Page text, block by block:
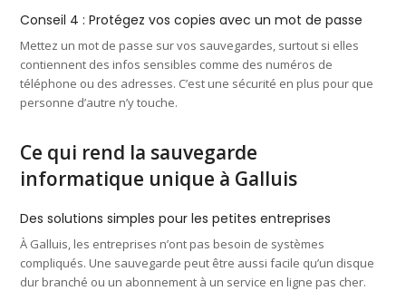
Conseil 4 : Protégez vos copies avec un mot de passe
Mettez un mot de passe sur vos sauvegardes, surtout si elles
contiennent des infos sensibles comme des numéros de
téléphone ou des adresses. C’est une sécurité en plus pour que
personne d’autre n’y touche.
Ce qui rend la sauvegarde
informatique unique à Galluis
Des solutions simples pour les petites entreprises
À Galluis, les entreprises n’ont pas besoin de systèmes
compliqués. Une sauvegarde peut être aussi facile qu’un disque
dur branché ou un abonnement à un service en ligne pas cher.